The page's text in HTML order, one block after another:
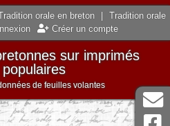
orale en breton
Tradition orale
Créer un compte
sur imprimés
populaires
de feuilles volantes